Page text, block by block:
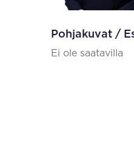
Pohjakuvat /
Ei ole saatavilla